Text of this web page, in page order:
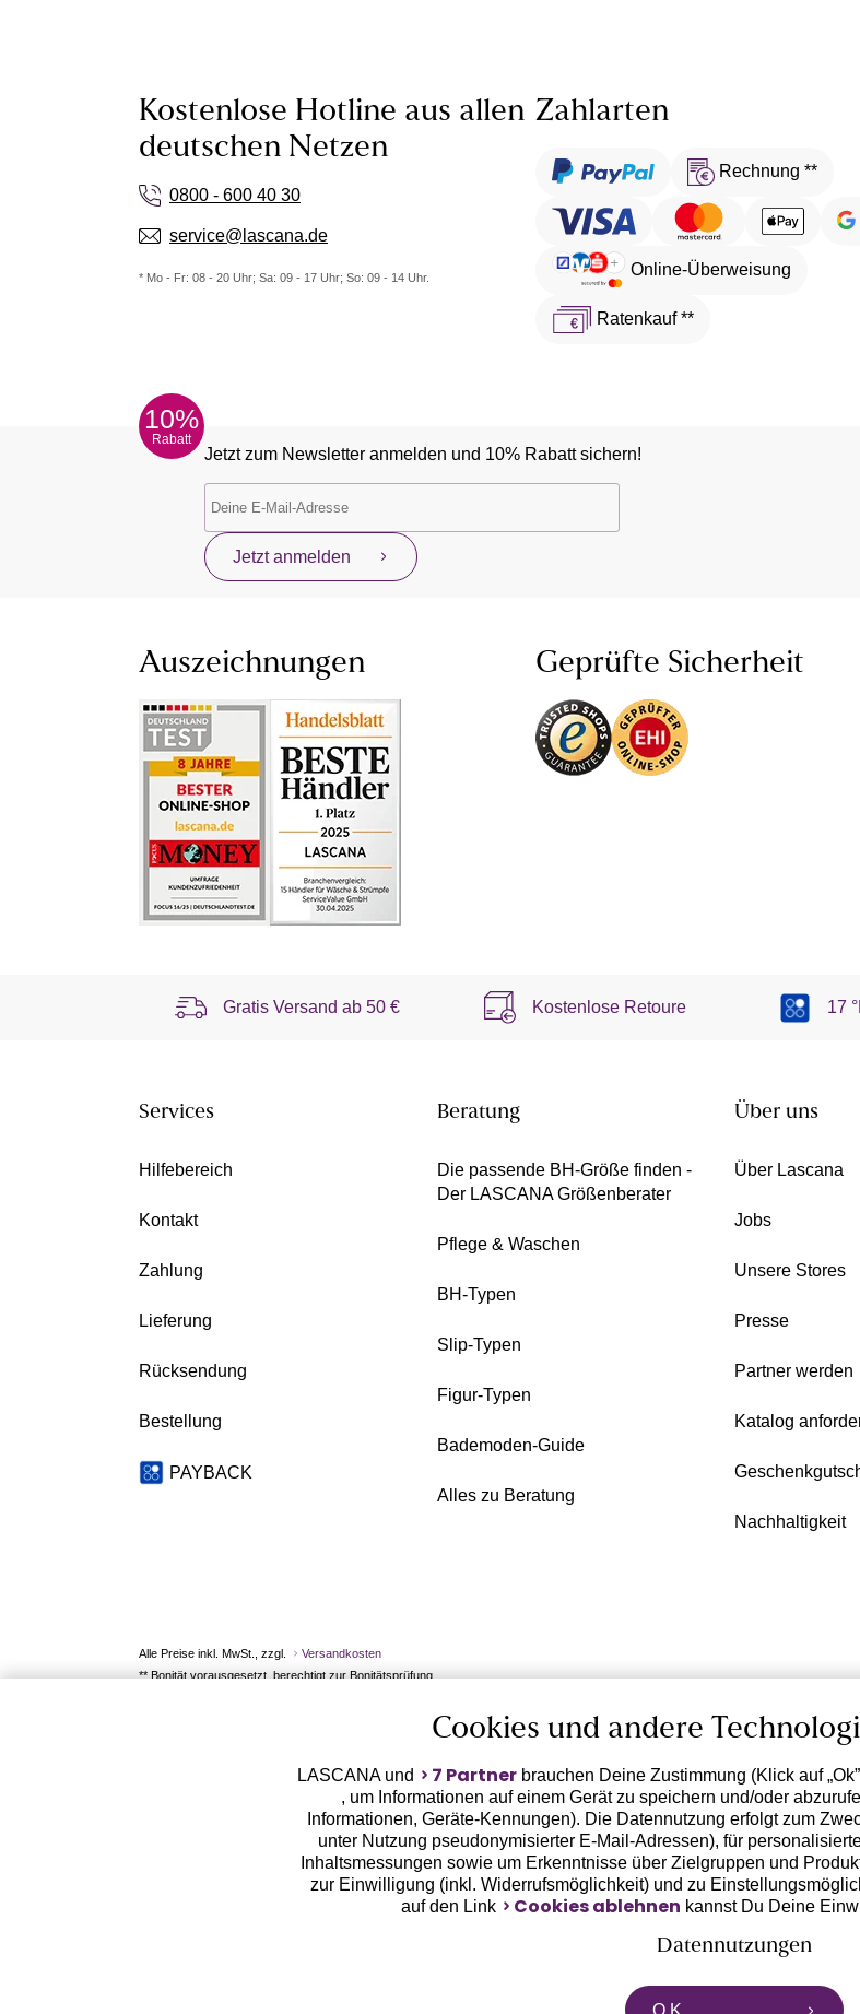
Kostenlose Hotline aus allen
deutschen Netzen
0800 - 600 40 30
service@lascana.de
* Mo - Fr: 08 - 20 Uhr; Sa: 09 - 17 Uhr; So: 09 - 14 Uhr.
Zahlarten
Rechnung **
Online-Überweisung
Ratenkauf **
10%
Rabatt
Jetzt zum Newsletter anmelden und 10% Rabatt sichern!
Jetzt anmelden
Auszeichnungen Geprüfte Sicherheit
Gratis Versand ab50 € Kostenlose Retoure 17
Services
Hilfebereich
Kontakt
Zahlung
Lieferung
Rücksendung
Bestellung
PAYBACK
Beratung
Die passende BH-Größe finden -
Der LASCANA Größenberater
Pflege & Waschen
BH-Typen
Slip-Typen
Figur-Typen
Bademoden-Guide
Alles zu Beratung
Über uns
Über Lascana
Jobs
Unsere Stores
Presse
Partner werden
Katalog
Nachhaltigkeit
Alle Preise inkl. MwSt., zzgl.
Versandkosten
** Bonität vorausgesetzt, berechtigt zur Bonitätsprüfung
Cookies und andere
LASCANA und 7 Partner brauchen Deine Zustimmung (Klick auf
, um Informationen auf einem Gerät zu speichern und/oder
Informationen, Geräte-Kennungen). Die Datennutzung erfolgt zum
unter Nutzung pseudonymisierter E-Mail-Adressen), für
Inhaltsmessungen sowie um Erkenntnisse über Zielgruppen und
zur Einwilligung (inkl. Widerrufsmöglichkeit) und zu
auf den Link
Cookies ablehnen kannst Du Deine
Datennutzungen
LASCANA arbeitet mit Partnern zusammen, die von deinem Endgerät